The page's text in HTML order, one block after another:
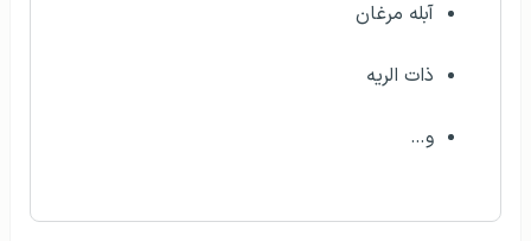
آبله مرغان
ذات الریه
و…